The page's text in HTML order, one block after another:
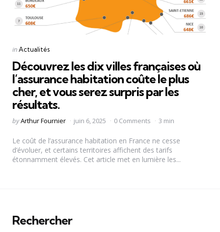
Categories
Posted
inActualités
Découvrez les dix villes françaises où
l’assurance habitation coûte le plus
cher, et vous serez surpris par les
résultats.
Posted
byArthur Fournier juin 6, 2025 0 Comments 3 min
Le coût de l’assurance habitation en France ne cesse
d’évoluer, et certains territoires affichent des tarifs
étonnamment élevés. Cet article met en lumière les...
Rechercher